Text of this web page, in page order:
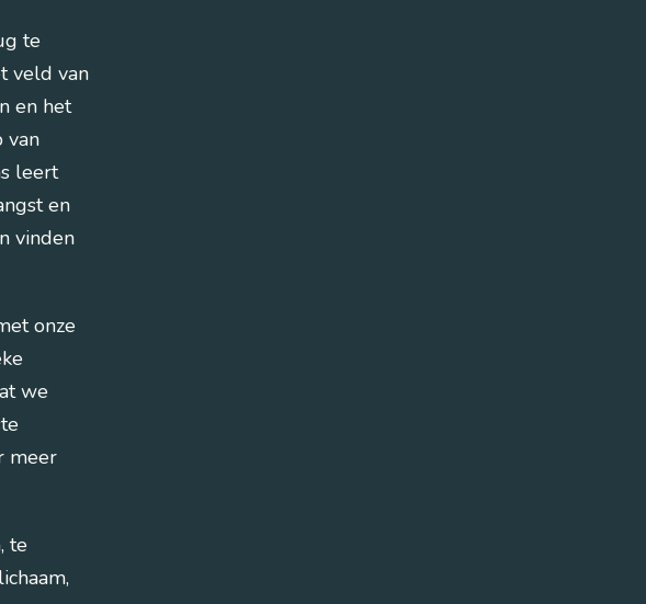
te
veld van
en het
van
leert
en
vinden
onze
we
meer
te